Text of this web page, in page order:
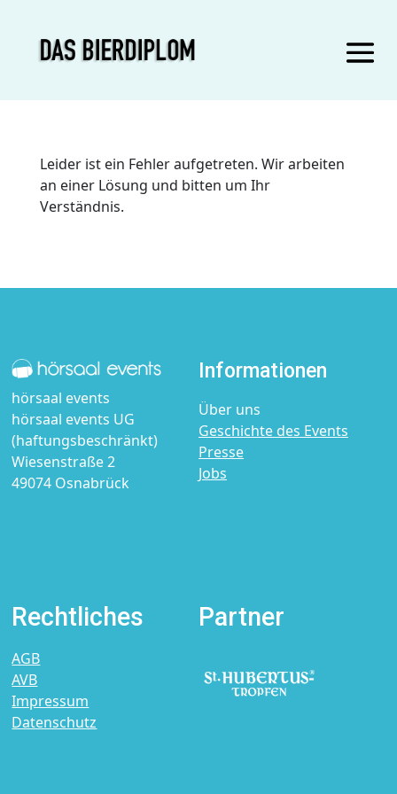
Leider ist ein Fehler aufgetreten. Wir arbeiten
an einer Lösung und bitten um Ihr
Verständnis.
hörsaal events
hörsaal events UG
(haftungsbeschränkt)
Wiesenstraße 2
49074 Osnabrück
Informationen
Über uns
Geschichte des Events
Presse
Jobs
Rechtliches
AGB
AVB
Impressum
Datenschutz
Partner